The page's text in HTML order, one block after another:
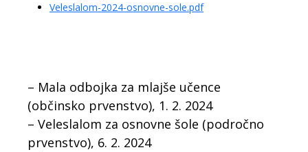
Veleslalom-2024-osnovne-sole.pdf
– Mala odbojka za mlajše učence
(občinsko prvenstvo), 1. 2. 2024
– Veleslalom za osnovne šole (področno
prvenstvo), 6. 2. 2024